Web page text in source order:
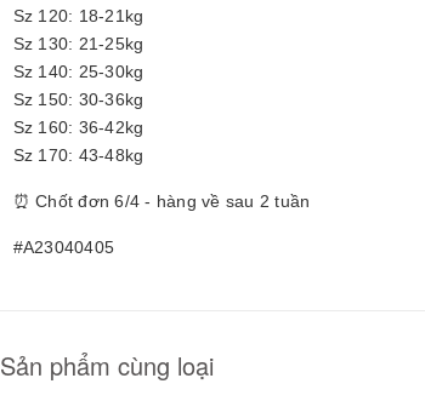
Sz 120: 18-21kg
Sz 130: 21-25kg
Sz 140: 25-30kg
Sz 150: 30-36kg
Sz 160: 36-42kg
Sz 170: 43-48kg
⏰ Chốt đơn 6/4 - hàng về sau 2 tuần
#A23040405
Sản phẩm cùng loại